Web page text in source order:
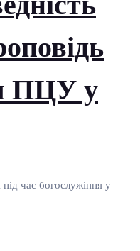
ПЦУ у
час богослужіння у